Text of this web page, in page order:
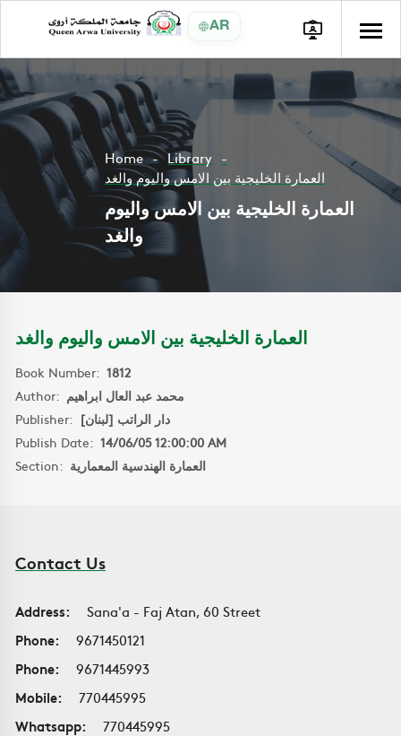
AR
Home
Library
العمارة الخليجية بين الامس واليوم والغد
العمارة الخليجية بين الامس واليوم
والغد
العمارة الخليجية بين الامس واليوم والغد
Book Number: 1812
Author: محمد عبد العال ابراهيم
Publisher: دار الراتب [لبنان]
Publish Date: 14/06/05 12:00:00 AM
Section: العمارة الهندسية المعمارية
Contact Us
Address:
Sana'a - Faj Atan, 60 Street
Phone:
9671450121
Phone:
9671445993
Mobile:
770445995
Whatsapp:
770445995